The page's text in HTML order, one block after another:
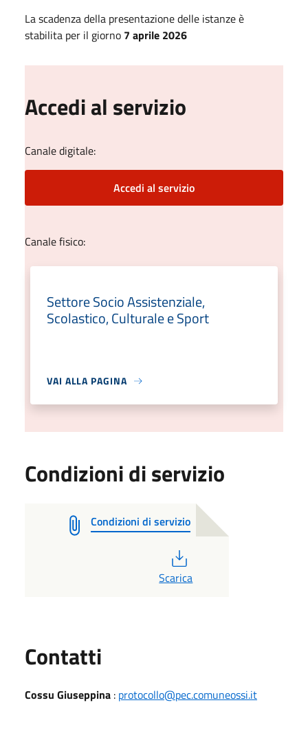
La scadenza della presentazione delle istanze è
stabilita per il giorno 7 aprile 2026
Accedi al servizio
Canale digitale:
Accedi al servizio
Canale fisico:
Settore Socio Assistenziale,
Scolastico, Culturale e Sport
VAI ALLA PAGINA
Condizioni di servizio
Condizioni di servizio
Scarica
Contatti
Cossu Giuseppina : protocollo@pec.comuneossi.it